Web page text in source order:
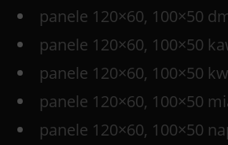
panele 120×60, 100×50
panele 120×60, 100×50
panele 120×60, 100×50
panele 120×60, 100×50
panele 120×60, 100×50